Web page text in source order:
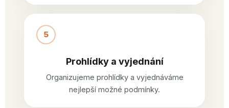
5
Prohlídky a vyjednání
Organizujeme prohlídky a vyjednáváme
nejlepší možné podmínky.